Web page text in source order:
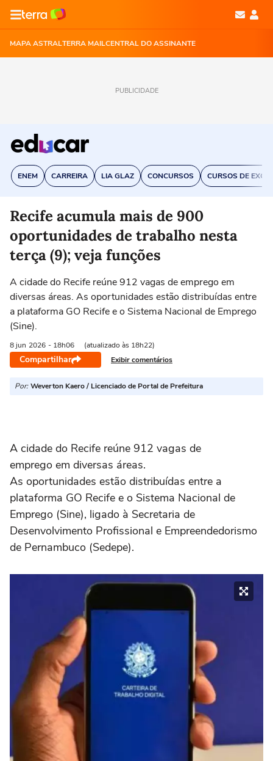
MAPA ASTRALTERRA MAILCENTRAL DO ASSINANTE
PUBLICIDADE
ENEM CARREIRA LIA GLAZ CONCURSOS CURSOS DE EXCEL
Recife acumula mais de 900
oportunidades de trabalho nesta
terça (9); veja funções
A cidade do Recife reúne 912 vagas de emprego em
diversas áreas. As oportunidades estão distribuídas entre
a plataforma GO Recife e o Sistema Nacional de Emprego
(Sine).
8 jun 2026 - 18h06 (atualizado às 18h22)
Compartilhar Exibir comentários
Por: Weverton Kaero / Licenciado de Portal de Prefeitura
A cidade do Recife reúne 912 vagas de
emprego em diversas áreas.
As oportunidades estão distribuídas entre a
plataforma GO Recife e o Sistema Nacional de
Emprego (Sine), ligado à Secretaria de
Desenvolvimento Profissional e Empreendedorismo
de Pernambuco (Sedepe).